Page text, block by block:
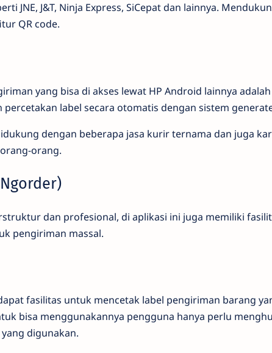
JNE, J&T, Ninja Express, SiCepat dan lainnya.
QR code.
yang bisa di akses lewat HP Android lainnya
percetakan label secara otomatis dengan sistem
dengan beberapa jasa kurir ternama dan juga
orang.
dan profesional, di aplikasi ini juga memiliki
pengiriman massal.
fasilitas untuk mencetak label pengiriman barang
bisa menggunakannya pengguna hanya perlu
digunakan.